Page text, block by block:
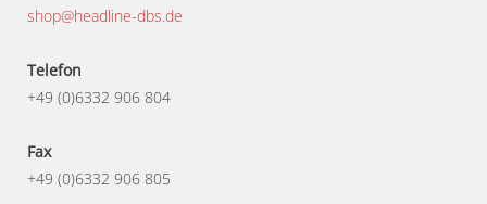
shop@headline-dbs.de
Telefon
+49 (0)6332 906 804
Fax
+49 (0)6332 906 805